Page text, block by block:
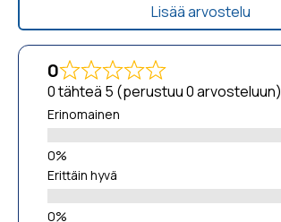
Lisää arvostelu
0
0 tähteä 5 (perustuu 0 arvosteluun)
Erinomainen
Erittäin hyvä